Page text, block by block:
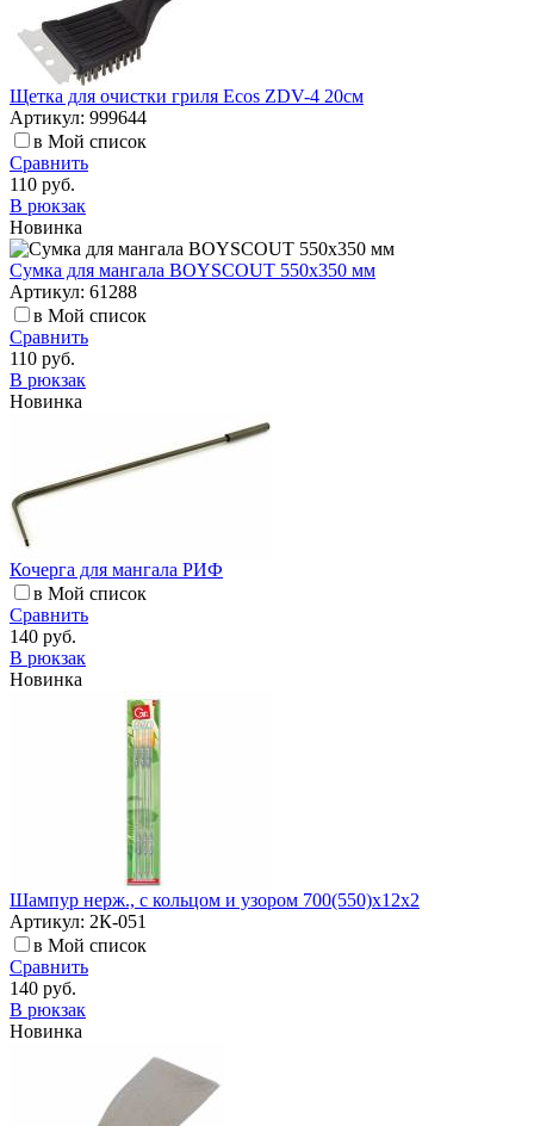
Щетка для очистки гриля Ecos ZDV-4 20см
Артикул: 999644
в Мой список
Сравнить
110 руб.
В рюкзак
Новинка
Сумка для мангала BOYSCOUT 550х350 мм
Артикул: 61288
в Мой список
Сравнить
110 руб.
В рюкзак
Новинка
Кочерга для мангала РИФ
в Мой список
Сравнить
140 руб.
В рюкзак
Новинка
Шампур нерж., с кольцом и узором 700(550)х12х2
Артикул: 2К-051
в Мой список
Сравнить
140 руб.
В рюкзак
Новинка